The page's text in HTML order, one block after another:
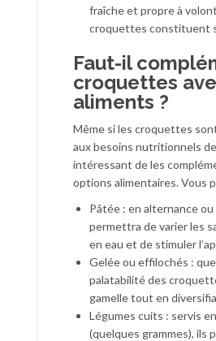
fraîche et propre à
croquettes constituent
Faut-il
croquettes
aliments ?
Même si les croquettes
aux besoins nutritionnels
intéressant de les
options alimentaires. Vous
Pâtée : en alternance
permettra de varier les
en eau et de stimuler
Gelée ou effilochés :
palatabilité des
gamelle tout en
Légumes cuits : servis
(quelques grammes), ils